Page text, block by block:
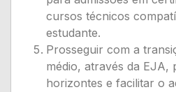
cursos técnicos
estudante.
Prosseguir com a
médio, através da EJA,
horizontes e facilitar o